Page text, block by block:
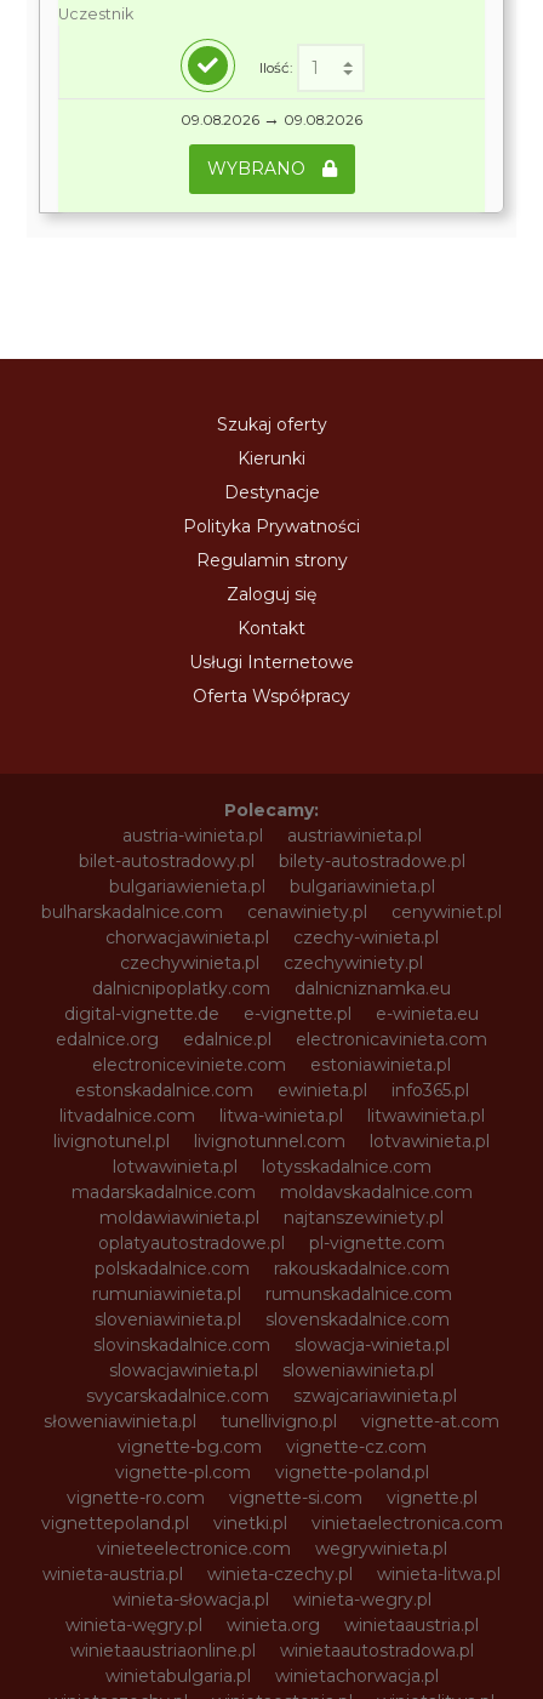
Uczestnik
Ilość:
09.08.2026 → 09.08.2026
WYBRANO
Szukaj oferty
Kierunki
Destynacje
Polityka Prywatności
Regulamin strony
Zaloguj się
Kontakt
Usługi Internetowe
Oferta Współpracy
Polecamy:
austria-winieta.pl
austriawinieta.pl
bilet-autostradowy.pl
bilety-autostradowe.pl
bulgariawienieta.pl
bulgariawinieta.pl
bulharskadalnice.com
cenawiniety.pl
cenywiniet.pl
chorwacjawinieta.pl
czechy-winieta.pl
czechywinieta.pl
czechywiniety.pl
dalnicnipoplatky.com
dalnicniznamka.eu
digital-vignette.de
e-vignette.pl
e-winieta.eu
edalnice.org
edalnice.pl
electronicavinieta.com
electroniceviniete.com
estoniawinieta.pl
estonskadalnice.com
ewinieta.pl
info365.pl
litvadalnice.com
litwa-winieta.pl
litwawinieta.pl
livignotunel.pl
livignotunnel.com
lotvawinieta.pl
lotwawinieta.pl
lotysskadalnice.com
madarskadalnice.com
moldavskadalnice.com
moldawiawinieta.pl
najtanszewiniety.pl
oplatyautostradowe.pl
pl-vignette.com
polskadalnice.com
rakouskadalnice.com
rumuniawinieta.pl
rumunskadalnice.com
sloveniawinieta.pl
slovenskadalnice.com
slovinskadalnice.com
slowacja-winieta.pl
slowacjawinieta.pl
sloweniawinieta.pl
svycarskadalnice.com
szwajcariawinieta.pl
słoweniawinieta.pl
tunellivigno.pl
vignette-at.com
vignette-bg.com
vignette-cz.com
vignette-pl.com
vignette-poland.pl
vignette-ro.com
vignette-si.com
vignette.pl
vignettepoland.pl
vinetki.pl
vinietaelectronica.com
vinieteelectronice.com
wegrywinieta.pl
winieta-austria.pl
winieta-czechy.pl
winieta-litwa.pl
winieta-słowacja.pl
winieta-wegry.pl
winieta-węgry.pl
winieta.org
winietaaustria.pl
winietaaustriaonline.pl
winietaautostradowa.pl
winietabulgaria.pl
winietachorwacja.pl